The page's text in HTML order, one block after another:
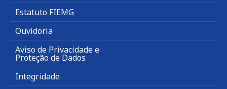
Estatuto FIEMG
Ouvidoria
Aviso de Privacidade e
Proteção de Dados
Integridade